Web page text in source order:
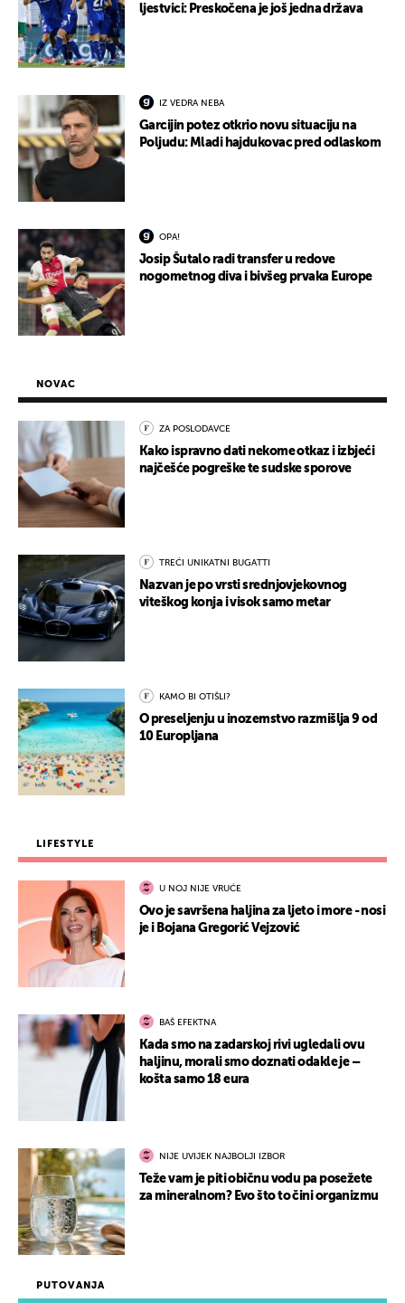
ljestvici: Preskočena je još jedna država
IZ VEDRA NEBA
Garcijin potez otkrio novu situaciju na
Poljudu: Mladi hajdukovac pred odlaskom
OPA!
Josip Šutalo radi transfer u redove
nogometnog diva i bivšeg prvaka Europe
PUTOVANJA
NOVAC
ZA POSLODAVCE
Kako ispravno dati nekome otkaz i izbjeći
najčešće pogreške te sudske sporove
TREĆI UNIKATNI BUGATTI
Nazvan je po vrsti srednjovjekovnog
viteškog konja i visok samo metar
KAMO BI OTIŠLI?
O preseljenju u inozemstvo razmišlja 9 od
10 Europljana
LIFESTYLE
U NOJ NIJE VRUĆE
Ovo je savršena haljina za ljeto i more - nosi
je i Bojana Gregorić Vejzović
BAŠ EFEKTNA
Kada smo na zadarskoj rivi ugledali ovu
haljinu, morali smo doznati odakle je –
košta samo 18 eura
NIJE UVIJEK NAJBOLJI IZBOR
Teže vam je piti običnu vodu pa posežete
za mineralnom? Evo što to čini organizmu